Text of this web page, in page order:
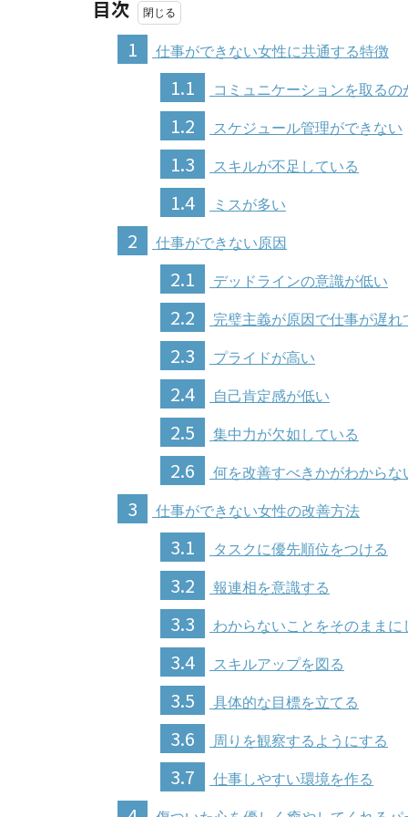
目次
1
仕事ができない女性に共通する特徴
1.1 コミュニケーションを取るの
1.2 スケジュール管理ができない
1.3 スキルが不足している
1.4 ミスが多い
2 仕事ができない原因
2.1 デッドラインの意識が低い
2.2 完璧主義が原因で仕事が遅れ
2.3 プライドが高い
2.4 自己肯定感が低い
2.5 集中力が欠如している
2.6 何を改善すべきかがわからな
3 仕事ができない女性の改善方法
3.1 タスクに優先順位をつける
3.2 報連相を意識する
3.3 わからないことをそのままに
3.4 スキルアップを図る
3.5 具体的な目標を立てる
3.6 周りを観察するようにする
3.7 仕事しやすい環境を作る